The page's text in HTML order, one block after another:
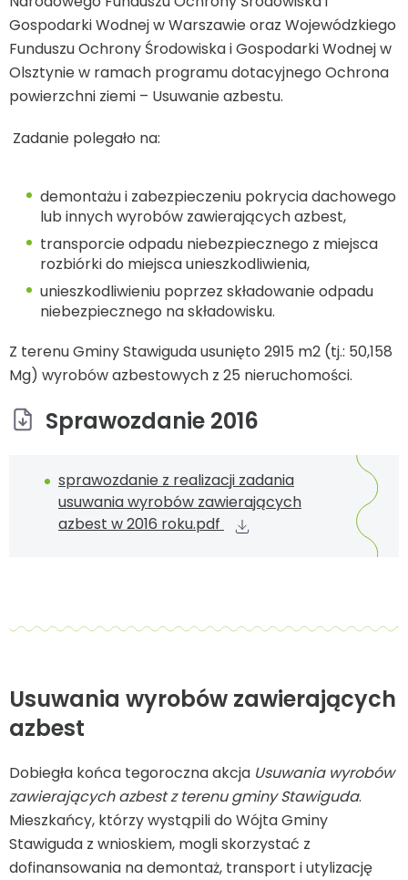
Gospodarki Wodnej w Warszawie oraz Wojewódzkiego
Funduszu Ochrony Środowiska i Gospodarki Wodnej w
Olsztynie w ramach programu dotacyjnego Ochrona
powierzchni ziemi – Usuwanie azbestu.
Zadanie polegało na:
demontażu i zabezpieczeniu pokrycia dachowego
lub innych wyrobów zawierających azbest,
transporcie odpadu niebezpiecznego z miejsca
rozbiórki do miejsca unieszkodliwienia,
unieszkodliwieniu poprzez składowanie odpadu
niebezpiecznego na składowisku.
Z terenu Gminy Stawiguda usunięto 2915 m2 (tj.: 50,158
Mg) wyrobów azbestowych z 25 nieruchomości.
Sprawozdanie 2016
sprawozdanie z realizacji zadania
usuwania wyrobów zawierających
azbest w 2016 roku.pdf
Usuwania wyrobów zawierających
azbest
Dobiegła końca tegoroczna akcja Usuwania wyrobów
zawierających azbest z terenu gminy Stawiguda.
Mieszkańcy, którzy wystąpili do Wójta Gminy
Stawiguda z wnioskiem, mogli skorzystać z
dofinansowania na demontaż, transport i utylizację